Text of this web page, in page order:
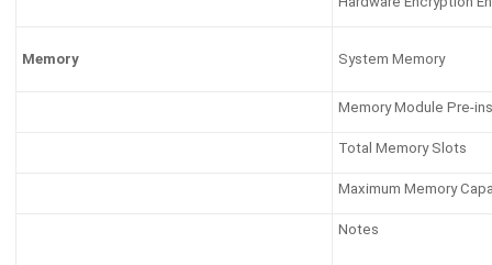
Memory System Memory
Memory Module Pre-
Total Memory Slots
Maximum Memory
Notes